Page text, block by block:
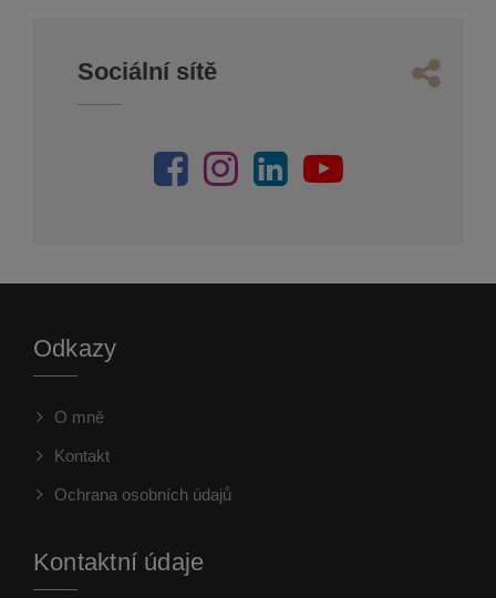
Sociální sítě
Odkazy
O mně
Kontakt
Ochrana osobních údajů
Kontaktní údaje